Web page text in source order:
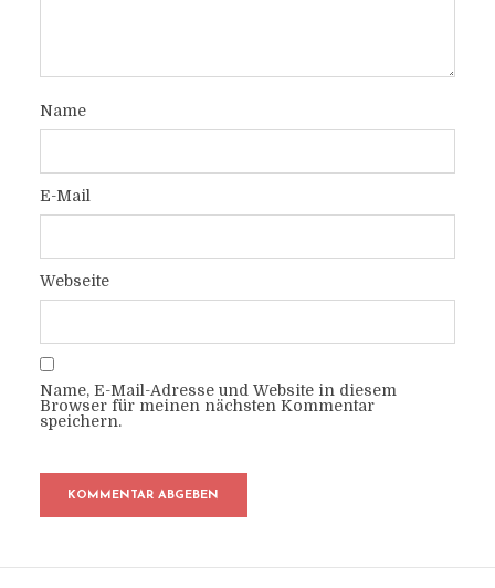
Name
E-Mail
Webseite
Name, E-Mail-Adresse und Website in diesem
Browser für meinen nächsten Kommentar
speichern.